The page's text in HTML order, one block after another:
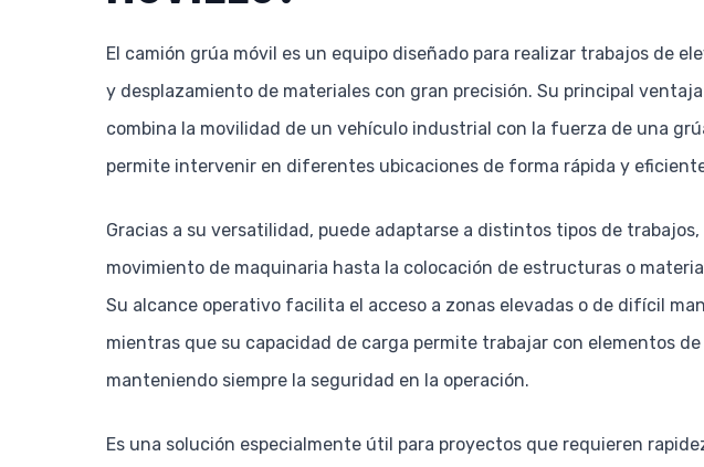
El camión grúa móvil es un equipo diseñado para realizar trabajos de
y desplazamiento de materiales con gran precisión. Su principal
combina la movilidad de un vehículo industrial con la fuerza de una
permite intervenir en diferentes ubicaciones de forma rápida y
Gracias a su versatilidad, puede adaptarse a distintos tipos de trabajos,
movimiento de maquinaria hasta la colocación de estructuras o
Su alcance operativo facilita el acceso a zonas elevadas o de difícil
mientras que su capacidad de carga permite trabajar con elementos de
manteniendo siempre la seguridad en la operación.
Es una solución especialmente útil para proyectos que requieren